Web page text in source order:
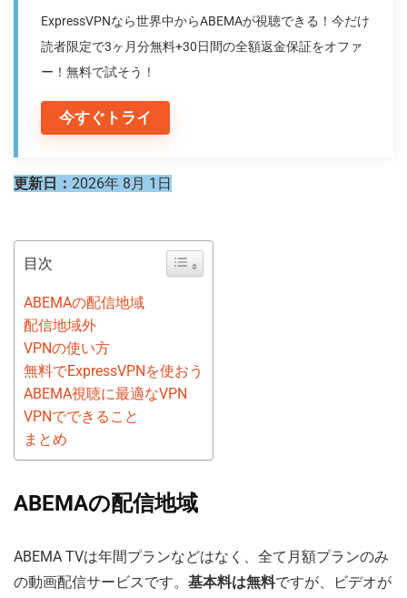
今すぐトライ
ExpressVPNなら世界中からABEMAが視聴できる！今だけ
読者限定で3ヶ月分無料+30日間の全額返金保証をオファ
ー！無料で試そう！
更新日： 2026年 8月 1日
目次
ABEMAの配信地域
配信地域外
VPNの使い方
無料でExpressVPNを使おう
ABEMA視聴に最適なVPN
VPNでできること
まとめ
ABEMAの配信地域
ABEMA TVは年間プランなどはなく、全て月額プランのみ
の動画配信サービスです。 基本料は無料ですが、ビデオが